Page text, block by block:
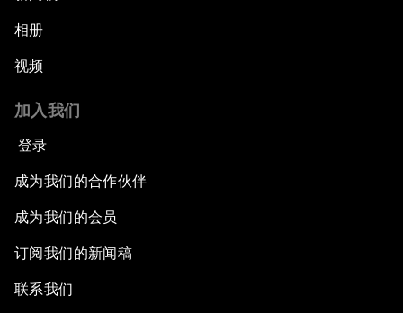
相册
视频
加入我们
登录
成为我们的合作伙伴
成为我们的会员
订阅我们的新闻稿
联系我们